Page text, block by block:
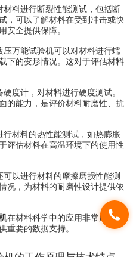
料进行断裂性能测试，包括断
，可以了解材料在受到冲击或快
安全提供保障。
万能试验机可以对材料进行蠕
下的变形情况。这对于评估材料
计，对材料进行硬度测试。
的能力，是评价材料耐磨性、抗
材料的热性能测试，如热膨胀
评估材料在高温环境下的使用性
以进行材料的摩擦磨损性能测
况，为材料的耐磨性设计提供依
在材料科学中的应用非常广泛，
重要的数据支持。